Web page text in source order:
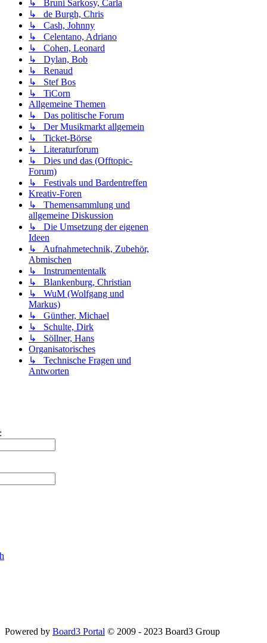
↳ Bruni Sarkosy, Carla
↳ de Burgh, Chris
↳ Cash, Johnny
↳ Celentano, Adriano
↳ Cohen, Leonard
↳ Dylan, Bob
↳ Renaud
↳ Stef Bos
↳ TiCorn
Allgemeine Themen
↳ Das politische Forum
↳ Der Musikmarkt allgemein
↳ Ticket-Börse
↳ Literaturforum
↳ Dies und das (Offtopic-
Forum)
↳ Festivals und Bardentreffen
Kreativ-Foren
↳ Themensammlung und
allgemeine Diskussion
↳ Die Umsetzung der eigenen
Ideen
↳ Aufnahmetechnik, Zubehör,
Abmischen
↳ Instrumententalk
↳ Blankenburg, Christian
↳ WuM (Wolfgang und
Markus)
↳ Günther, Michael
↳ Schulte, Dirk
↳ Söllner, Hans
Organisatorisches
↳ Technische Fragen und
Antworten
Powered by Board3 Portal © 2009 - 2023 Board3 Group